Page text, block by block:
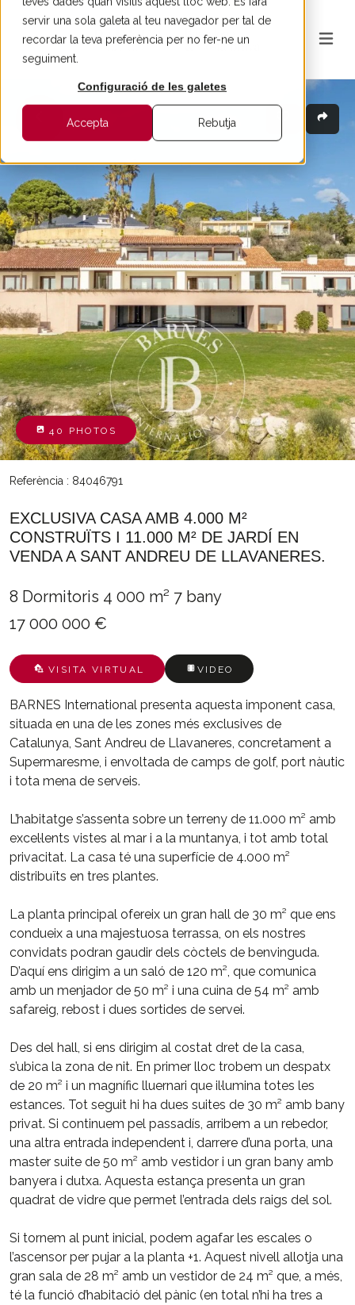
servir una sola galeta al teu navegador per tal de
recordar la teva preferència per no fer-ne un
seguiment.
Configuració de les galetes
Accepta Rebutja
40 PHOTOS
Referència : 84046791
EXCLUSIVA CASA AMB 4.000 M²
CONSTRUÏTS I 11.000 M² DE JARDÍ EN
VENDA A SANT ANDREU DE LLAVANERES.
8 Dormitoris 4 000 m² 7 bany
17 000 000 €
VISITA VIRTUAL VIDEO
BARNES International presenta aquesta imponent casa,
situada en una de les zones més exclusives de
Catalunya, Sant Andreu de Llavaneres, concretament a
Supermaresme, i envoltada de camps de golf, port nàutic
i tota mena de serveis.
L’habitatge s’assenta sobre un terreny de 11.000 m² amb
excel·lents vistes al mar i a la muntanya, i tot amb total
privacitat. La casa té una superfície de 4.000 m²
distribuïts en tres plantes.
La planta principal ofereix un gran hall de 30 m² que ens
condueix a una majestuosa terrassa, on els nostres
convidats podran gaudir dels còctels de benvinguda.
D’aquí ens dirigim a un saló de 120 m², que comunica
amb un menjador de 50 m² i una cuina de 54 m² amb
safareig, rebost i dues sortides de servei.
Des del hall, si ens dirigim al costat dret de la casa,
s’ubica la zona de nit. En primer lloc trobem un despatx
de 20 m² i un magnífic lluernari que il·lumina totes les
estances. Tot seguit hi ha dues suites de 30 m² amb bany
privat. Si continuem pel passadís, arribem a un rebedor,
una altra entrada independent i, darrere d’una porta, una
master suite de 50 m² amb vestidor i un gran bany amb
banyera i dutxa. Aquesta estança presenta un gran
quadrat de vidre que permet l’entrada dels raigs del sol.
Si tornem al punt inicial, podem agafar les escales o
l’ascensor per pujar a la planta +1. Aquest nivell allotja una
gran sala de 28 m² amb un vestidor de 24 m² que, a més,
té la funció d’habitació del pànic (en total n’hi ha tres a